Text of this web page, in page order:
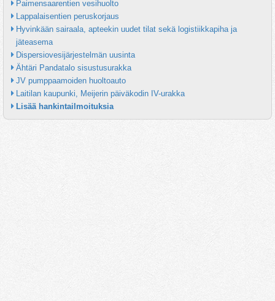
Paimensaarentien vesihuolto
Lappalaisentien peruskorjaus
Hyvinkään sairaala, apteekin uudet tilat sekä logistiikkapiha ja
jäteasema
Dispersiovesijärjestelmän uusinta
Ähtäri Pandatalo sisustusurakka
JV pumppaamoiden huoltoauto
Laitilan kaupunki, Meijerin päiväkodin IV-urakka
Lisää hankintailmoituksia